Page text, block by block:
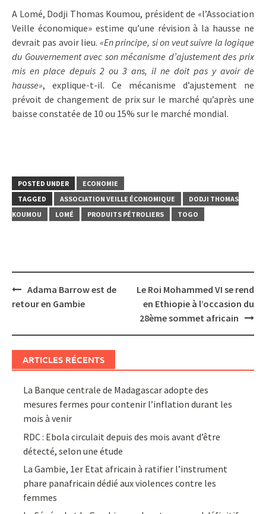
A Lomé, Dodji Thomas Koumou, président de «l’Association
Veille économique» estime qu’une révision à la hausse ne
devrait pas avoir lieu. «En principe, si on veut suivre la logique
du Gouvernement avec son mécanisme d’ajustement des prix
mis en place depuis 2 ou 3 ans, il ne doit pas y avoir de
hausse», explique-t-il. Ce mécanisme d’ajustement ne
prévoit de changement de prix sur le marché qu’après une
baisse constatée de 10 ou 15% sur le marché mondial.
POSTED UNDER
ECONOMIE
TAGGED
ASSOCIATION VEILLE ÉCONOMIQUE
DODJI THOMAS
KOUMOU
LOMÉ PRODUITS PÉTROLIERS TOGO
Post
navigation
Adama Barrow est de
retour en Gambie
Le Roi Mohammed VI se rend
en Ethiopie à l’occasion du
28ème sommet africain
ARTICLES RÉCENTS
La Banque centrale de Madagascar adopte des
mesures fermes pour contenir l’inflation durant les
mois à venir
RDC : Ebola circulait depuis des mois avant d’être
détecté, selon une étude
La Gambie, 1er Etat africain à ratifier l’instrument
phare panafricain dédié aux violences contre les
femmes